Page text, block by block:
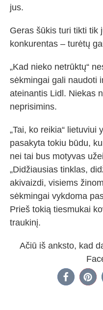
jus.
Geras šūkis turi tikti tik
konkurentas – turėtų
„Kad nieko netrūktų“
sėkmingai gali naudoti
ateinantis Lidl. Niekas
neprisimins.
„Tai, ko reikia“ lietuviui
pasakyta tokiu būdu,
nei tai bus motyvas
„Didžiausias tinklas,
akivaizdi, visiems
sėkmingai vykdoma
Prieš tokią tiesmukai
traukinį.
Ačiū iš anksto, kad